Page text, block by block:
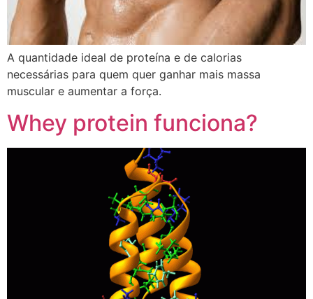
A quantidade ideal de proteína e de calorias
necessárias para quem quer ganhar mais massa
muscular e aumentar a força.
Whey protein funciona?